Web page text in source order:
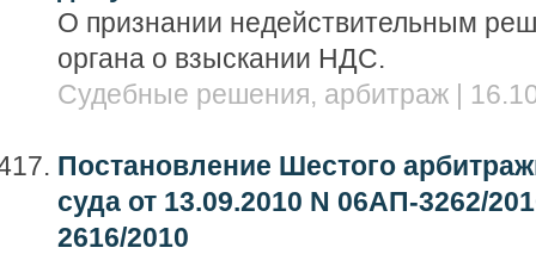
О признании недействительным
органа о взыскании НДС.
Судебные решения, арбитраж |
Постановление Шестого
суда от 13.09.2010 N 06АП-3262/
2616/2010